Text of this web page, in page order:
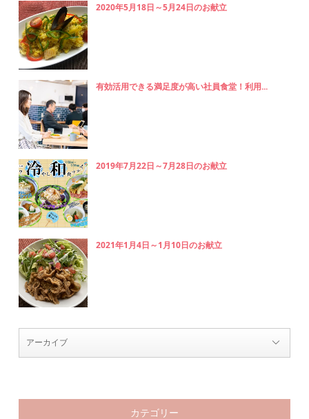
2020年5月18日～5月24日のお献立
有効活用できる満足度が高い社員食堂！利用...
2019年7月22日～7月28日のお献立
2021年1月4日～1月10日のお献立
カテゴリー